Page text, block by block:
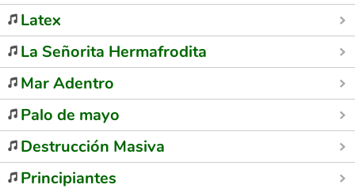
Latex
La Señorita Hermafrodita
Mar Adentro
Palo de mayo
Destrucción Masiva
Principiantes